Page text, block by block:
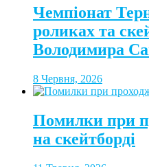
Чемпіонат
роликах та
Володимира
8 Червня, 2026
Помилки при
на скейтборді